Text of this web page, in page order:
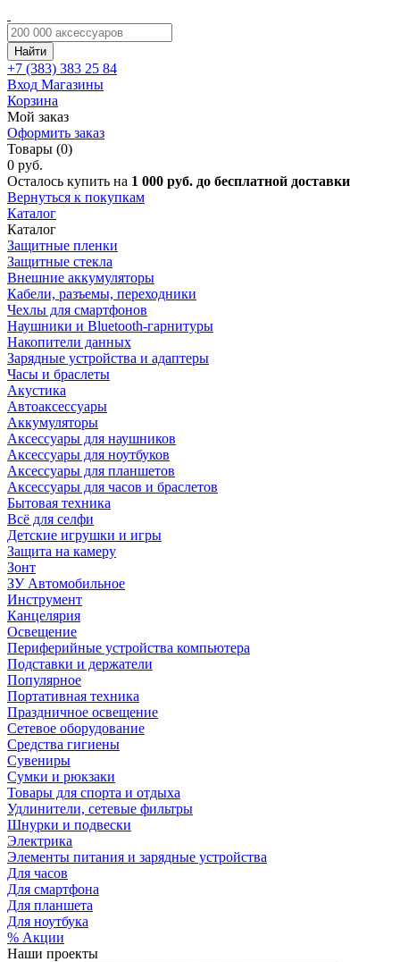
Найти
+7 (383) 383 25 84
Вход Магазины
Корзина
Мой заказ
Оформить заказ
Товары (0)
0 руб.
Осталось купить на 1 000 руб. до бесплатной доставки
Вернуться к покупкам
Каталог
Каталог
Защитные пленки
Защитные стекла
Внешние аккумуляторы
Кабели, разъемы, переходники
Чехлы для смартфонов
Наушники и Bluetooth-гарнитуры
Накопители данных
Зарядные устройства и адаптеры
Часы и браслеты
Акустика
Автоаксессуары
Аккумуляторы
Аксессуары для наушников
Аксессуары для ноутбуков
Аксессуары для планшетов
Аксессуары для часов и браслетов
Бытовая техника
Всё для селфи
Детские игрушки и игры
Защита на камеру
Зонт
ЗУ Автомобильное
Инструмент
Канцелярия
Освещение
Периферийные устройства компьютера
Подставки и держатели
Популярное
Портативная техника
Праздничное освещение
Сетевое оборудование
Средства гигиены
Сувениры
Сумки и рюкзаки
Товары для спорта и отдыха
Удлинители, сетевые фильтры
Шнурки и подвески
Электрика
Элементы питания и зарядные устройства
Для часов
Для смартфона
Для планшета
Для ноутбука
% Акции
Наши проекты